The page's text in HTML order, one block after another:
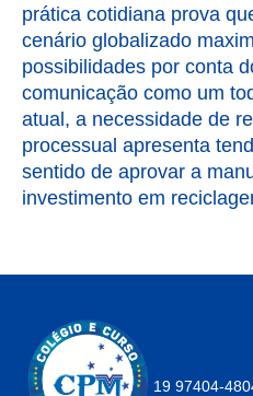
prática cotidiana prova
cenário globalizado
possibilidades por conta
comunicação como um
atual, a necessidade de
processual apresenta
sentido de aprovar a
investimento em
19 97404-